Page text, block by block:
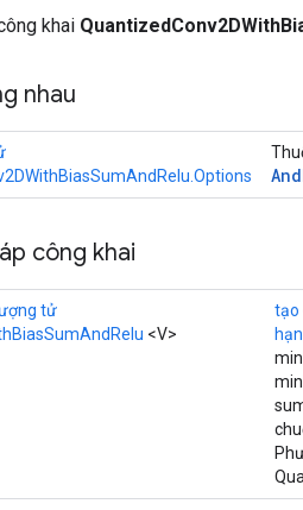
khai
nhau
And
công khai
tử
<V>
tạo